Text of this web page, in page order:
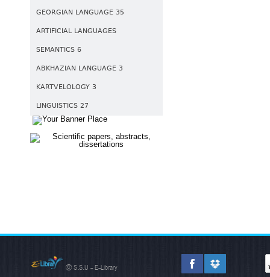
GEORGIAN LANGUAGE 35
ARTIFICIAL LANGUAGES
SEMANTICS 6
ABKHAZIAN LANGUAGE 3
KARTVELOLOGY 3
LINGUISTICS 27
© S.S.U - E-Library